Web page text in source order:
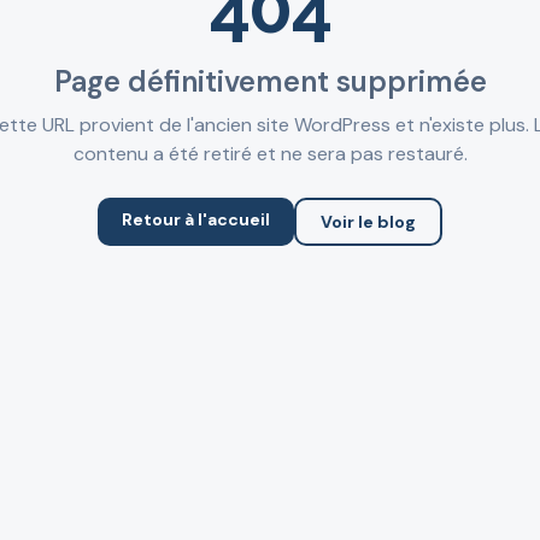
Page définitivement supprimée
URL provient de l'ancien site WordPress et n'existe plus.
contenu a été retiré et ne sera pas restauré.
Retour à l'accueil Voir le blog